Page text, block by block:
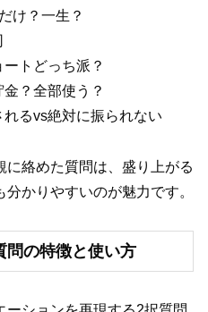
け？一生？
トどっち派？
？全部使う？
るvs絶対に振られない
に絡めた質問は、盛り上がる
かりやすいのが魅力です。
問の特徴と使い方